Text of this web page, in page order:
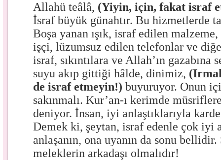
Allahü teâlâ, (Yiyin, için, fakat israf
İsraf büyük günahtır. Bu hizmetlerde
Boşa yanan ışık, israf edilen malzeme,
işçi, lüzumsuz edilen telefonlar ve
israf, sıkıntılara ve Allah’ın gazabına
suyu akıp gittiği hâlde, dinimiz,
de israf etmeyin!)buyuruyor. Onun
sakınmalı. Kur’an-ı kerimde
deniyor. İnsan, iyi anlaştıklarıyla
Demek ki, şeytan, israf edenle çok iyi
anlaşanın, ona uyanın da sonu
meleklerin arkadaşı olmalıdır!